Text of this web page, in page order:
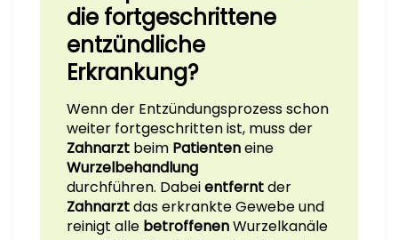
die fortgeschrittene
entzündliche
Erkrankung?
Wenn der Entzündungsprozess schon
weiter fortgeschritten ist, muss der
Zahnarzt beim Patienteneine
Wurzelbehandlung
durchführen. Dabeientferntder
Zahnarztdas erkrankte Gewebe und
reinigt alle betroffenenWurzelkanäle